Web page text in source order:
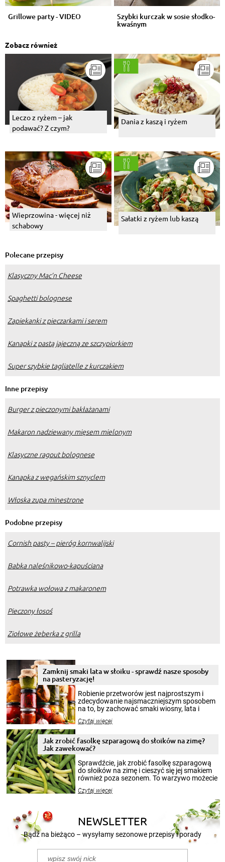
Grillowe party - VIDEO Szybki kurczak w sosie słodko-
kwaśnym
Zobacz również
Leczo z ryżem – jak
podawać? Z czym?
Dania z kaszą i ryżem
Wieprzowina - więcej niż
schabowy
Sałatki z ryżem lub kaszą
Polecane przepisy
Klasyczny Mac’n Cheese
Spaghetti bolognese
Zapiekanki z pieczarkami i serem
Kanapki z pastą jajeczną ze szczypiorkiem
Super szybkie tagliatelle z kurczakiem
Inne przepisy
Burger z pieczonymi bakłażanami
Makaron nadziewany mięsem mielonym
Klasyczne ragout bolognese
Kanapka z wegańskim sznyclem
Włoska zupa minestrone
Podobne przepisy
Cornish pasty – pieróg kornwalijski
Babka naleśnikowo-kapuściana
Potrawka wołowa z makaronem
Pieczony łosoś
Ziołowe żeberka z grilla
Zamknij smaki lata w słoiku - sprawdź nasze sposoby
na pasteryzację!
Robienie przetworów jest najprostszym i
zdecydowanie najsmaczniejszym sposobem
na to, by zachować smaki wiosny, lata i
krajobrazów, by cieszyć nimi oko w sezonie
pełni poczuć atmosferę cieplejszych
miesięcy. Przygotowanie słoików ze
smakowitą zawartością musi obejmować
patenty, które pozwolą zachować świeżość
przetworów.
Czytaj więcej
Jak zrobić fasolkę szparagową do słoików na zimę?
Jak zawekować?
Sprawdźcie, jak zrobić fasolkę szparagową
do słoików na zimę i cieszyć się jej smakiem
również poza sezonem. To warzywo możecie
nasze propozycje!
Czytaj więcej
NEWSLETTER
Bądź na bieżąco – wysyłamy sezonowe przepisy i porady